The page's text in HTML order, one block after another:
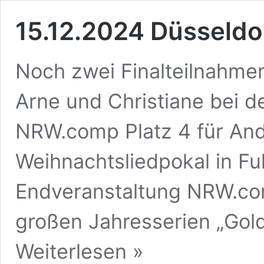
15.12.2024
Noch zwei
Arne und Christiane bei
NRW.comp Platz 4 für
Weihnachtsliedpokal in
Endveranstaltung
großen Jahresserien
15.12.2024
Düsseldorf
Weiterlesen »